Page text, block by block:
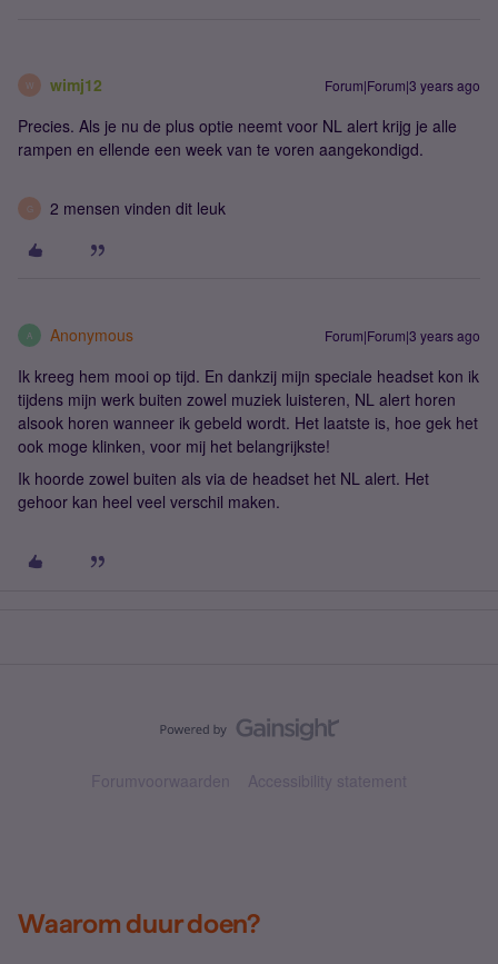
W wimj12 Forum|Forum|3 years ago
Precies. Als je nu de plus optie neemt voor NL alert krijg je alle
rampen en ellende een week van te voren aangekondigd.
G 2 mensen vinden dit leuk
A Anonymous Forum|Forum|3 years ago
Ik kreeg hem mooi op tijd. En dankzij mijn speciale headset kon ik
tijdens mijn werk buiten zowel muziek luisteren, NL alert horen
alsook horen wanneer ik gebeld wordt. Het laatste is, hoe gek het
ook moge klinken, voor mij het belangrijkste!
Ik hoorde zowel buiten als via de headset het NL alert. Het
gehoor kan heel veel verschil maken.
Forumvoorwaarden Accessibility statement
Waarom duur doen?